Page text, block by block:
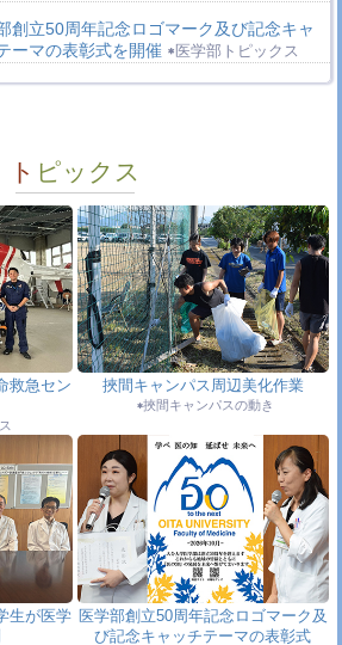
創立50周年記念ロゴマーク及び記念キャ
ーマの表彰式を開催
医学部トピックス
震の被災地を支援するためDMATを派遣
デジタル7ch）『教えて！ドクター 家族の
に循環器内科・臨床検査診断学講座の髙
教授が出演します。
い看護体験 挾間キャンパスの動き
学省高等教育局医学教育課 日比 謙一郎
降籏 みを 薬学教育専門官が附属病院を視
学部トピックス
ーロンコーン大学の短期留学生の研究発
了証の授与が行われました
国際交流トピ
病棟七夕会 病院トピックス
日（木）に医学科第4年次生の研究室配属
が開催されました
医学教育センター
日（日）大分大学医学部創立50周年記念
開講座
医事課
度 オープンキャンパス日程・申込など
トピックス
救急セン
挾間キャンパス周辺美化作業
挾間キャンパスの動き
生が医学
医学部創立50周年記念ロゴマーク及
び記念キャッチテーマの表彰式